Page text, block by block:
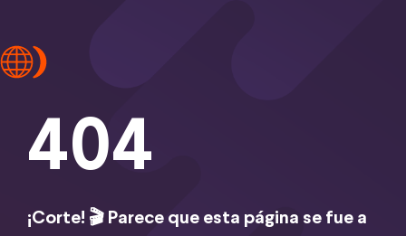
404
¡Corte! 🎬 Parece que esta página se fue a